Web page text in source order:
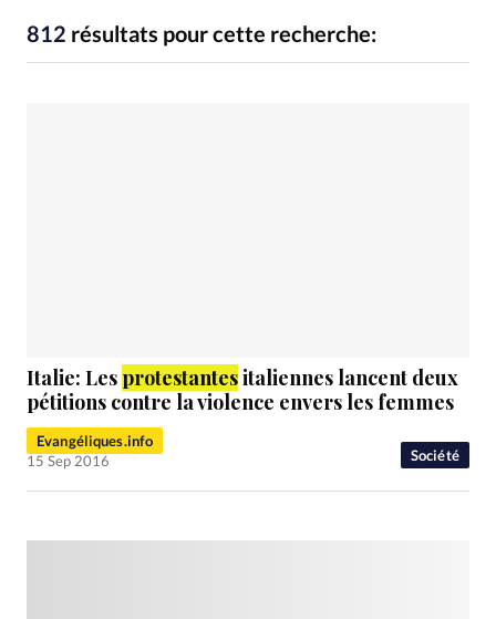
Toute l'actualité Bible Culture
Economie
Eglises
Histoire Laicité
Liberté religieuse
812 résultats pour cette recherche:
Société
Italie: Les protestantesitaliennes lancent deux
pétitions contre la violence envers les femmes
Evangéliques.info
15 Sep 2016